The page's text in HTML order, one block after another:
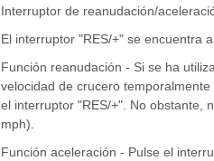
Interruptor de reanudación/
El interruptor "RES/+" se encuentra
Función reanudación - Si se ha
velocidad de crucero
el interruptor "RES/+". No obstante,
mph).
Función aceleración - Pulse el